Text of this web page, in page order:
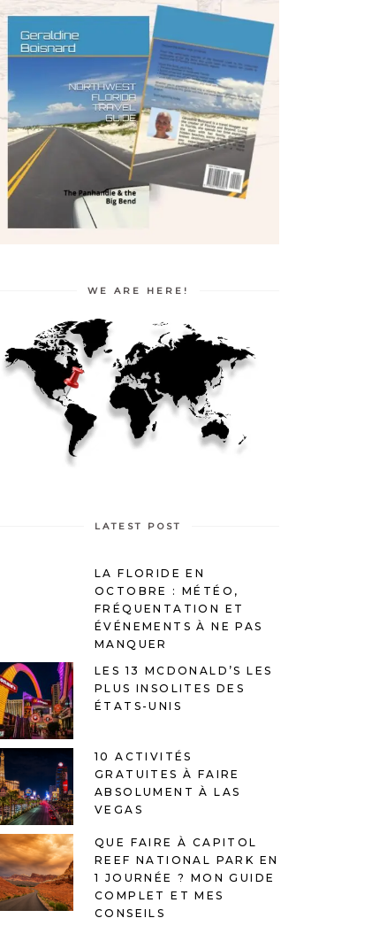
WE ARE HERE!
LATEST POST
LA FLORIDE EN
OCTOBRE : MÉTÉO,
FRÉQUENTATION ET
ÉVÉNEMENTS À NE PAS
MANQUER
LES 13 MCDONALD’S LES
PLUS INSOLITES DES
ÉTATS-UNIS
10 ACTIVITÉS
GRATUITES À FAIRE
ABSOLUMENT À LAS
VEGAS
QUE FAIRE À CAPITOL
REEF NATIONAL PARK EN
1 JOURNÉE ? MON GUIDE
COMPLET ET MES
CONSEILS